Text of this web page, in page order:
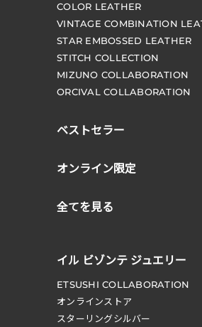
COLOR LEATHER
VINTAGE COMBINATION
STAR EMBOSSED LEATHER
STITCH COLLECTION
MIZUNO COLLABORATION
ORCIVAL COLLABORATION
ベストセラー
オンライン限定
全てを見る
イル ビゾンテ ジュエリー
ETSUSHI COLLABORATION
オンラインストア
スターリングシルバー